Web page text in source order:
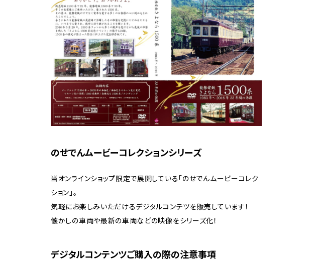
のせでんムービーコレクションシリーズ
当オンラインショップ限定で展開している「のせでんムービーコレク
ション」。
気軽にお楽しみいただけるデジタルコンテツを販売しています！
懐かしの車両や最新の車両などの映像をシリーズ化！
デジタルコンテンツご購入の際の注意事項